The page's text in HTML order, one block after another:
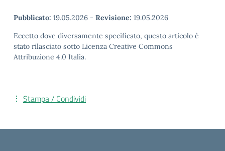
Pubblicato: 19.05.2026 - Revisione: 19.05.2026
Eccetto dove diversamente specificato, questo articolo è
stato rilasciato sotto Licenza Creative Commons
Attribuzione 4.0 Italia.
Stampa / Condividi